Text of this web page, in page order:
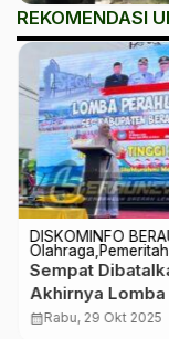
REKOMENDASI
DISKOMINFO
Olahraga
‎Sempat
Akhirnya Lomba
Kembali Digelar
calendar_monthRabu, 29 Okt 2025